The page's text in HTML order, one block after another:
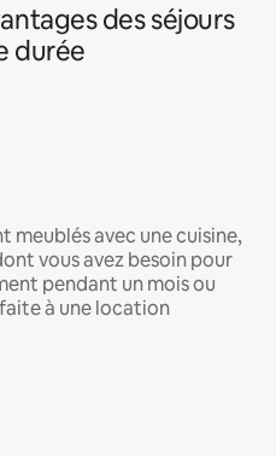
des séjours
durée
meublés avec une cuisine,
vous avez besoin pour
pendant un mois ou
à une location